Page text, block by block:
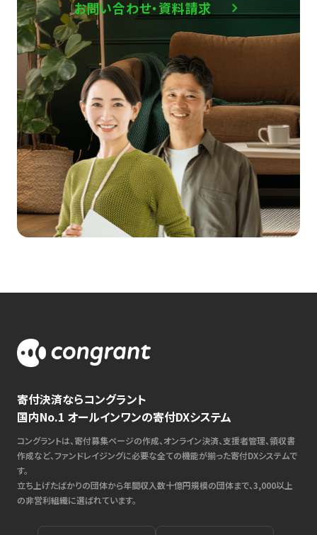
お問い合わせ・資料請求
寄付決済ならコングラント
国内No.1 オールインワンの寄付DXシステム
コングラントは、寄付募集ページの作成、オンライン決済、支援者管理、領収書
作成など、ファンドレイジングに必要な全ての機能が揃った寄付DXシステムで
す。
立ち上げたばかりの団体から年間収入数十億円規模の団体まで、3,000以上
の非営利組織に選ばれています。